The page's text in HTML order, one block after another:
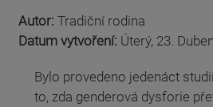
Autor: Tradiční rodina
Datum vytvoření: Úterý, 23.
Bylo provedeno jedenáct
to, zda genderová dysforie